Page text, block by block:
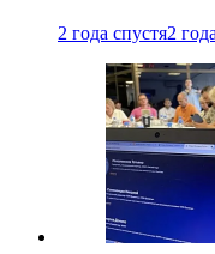
2 года спустя2